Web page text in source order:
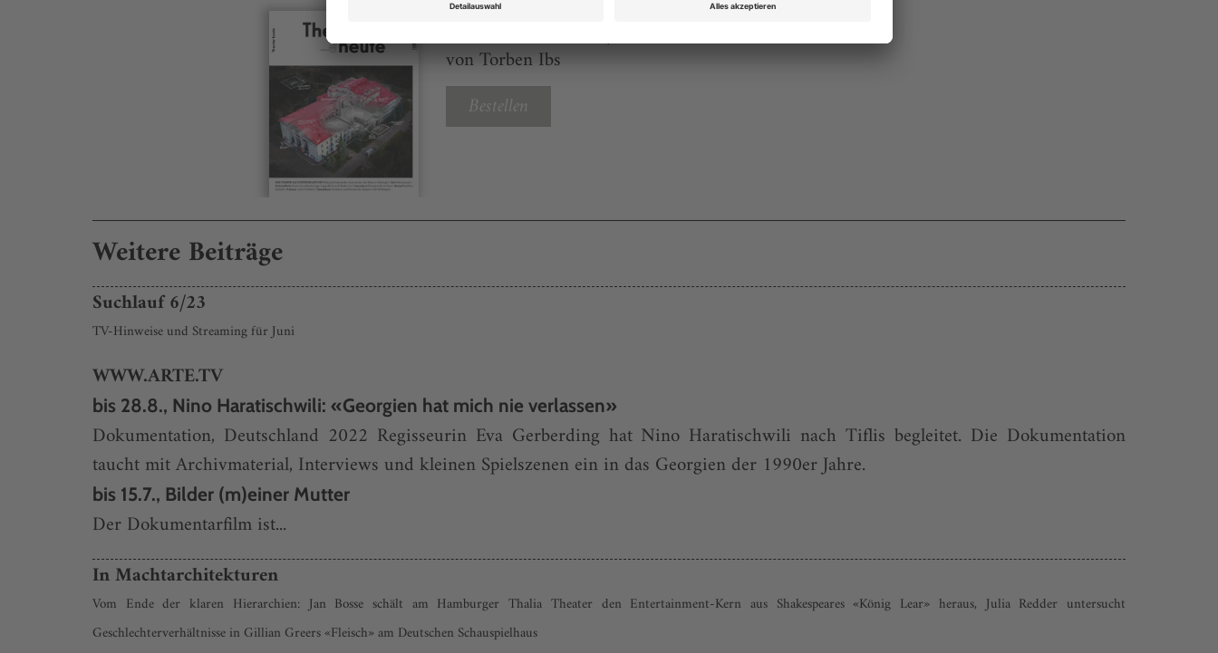
Theater heute Juni 2023
Rubrik: International, Seite 44
von Torben Ibs
Bestellen
Weitere Beiträge
Suchlauf 6/23
TV-Hinweise und Streaming für Juni
WWW.ARTE.TV
bis 28.8., Nino Haratischwili: «Georgien hat mich nie verlassen»
Dokumentation, Deutschland 2022 Regisseurin Eva Gerberding hat Nino Haratischwili nach Tiflis begleitet. Die Dokumentation
taucht mit Archivmaterial, Interviews und kleinen Spielszenen ein in das Georgien der 1990er Jahre.
bis 15.7., Bilder (m)einer Mutter
Der Dokumentarfilm ist...
In Machtarchitekturen
Vom Ende der klaren Hierarchien: Jan Bosse schält am Hamburger Thalia Theater den Entertainment-Kern aus Shakespeares «König Lear» heraus, Julia Redder untersucht
Geschlechterverhältnisse in Gillian Greers «Fleisch» am Deutschen Schauspielhaus